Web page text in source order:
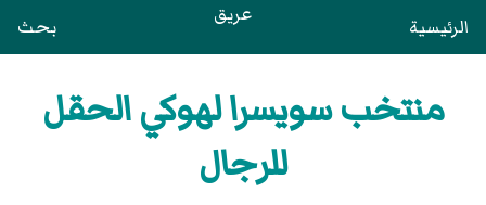
الرئيسية عريق بحث
منتخب سويسرا لهوكي الحقل
للرجال